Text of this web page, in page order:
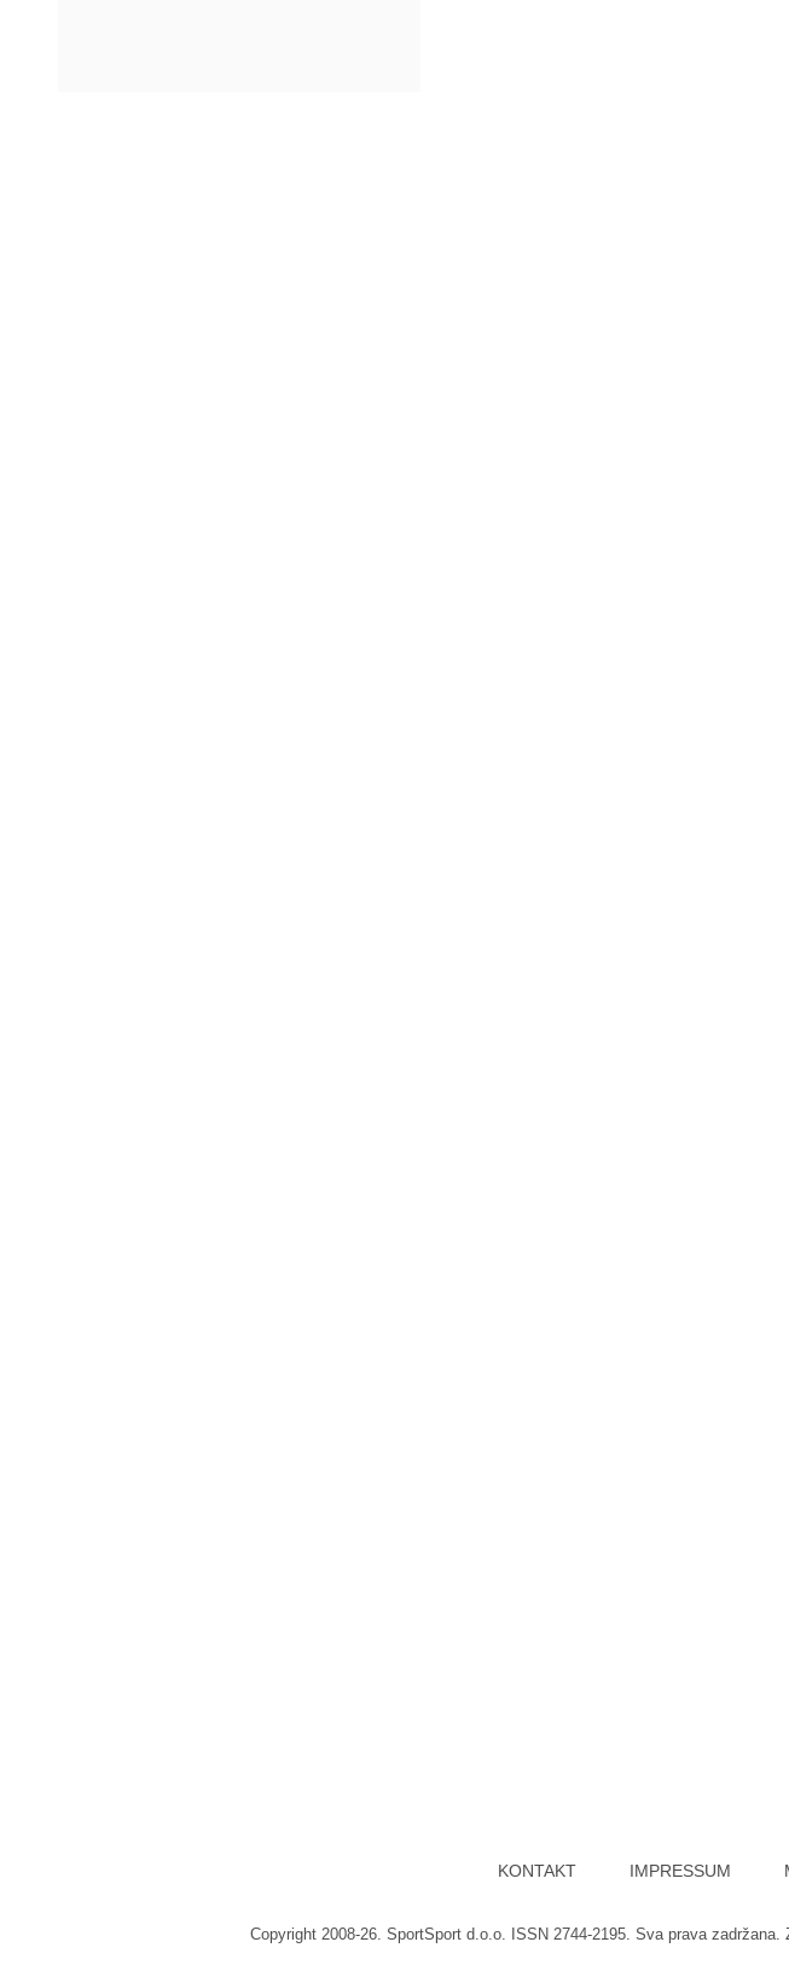
KONTAKT IMPRESSUM
Copyright 2008-26. SportSport d.o.o. ISSN 2744-2195. Sva prava